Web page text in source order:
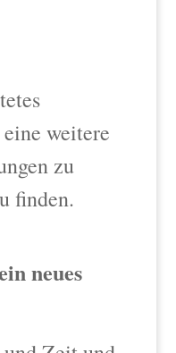
weitere
zu
finden.
neues